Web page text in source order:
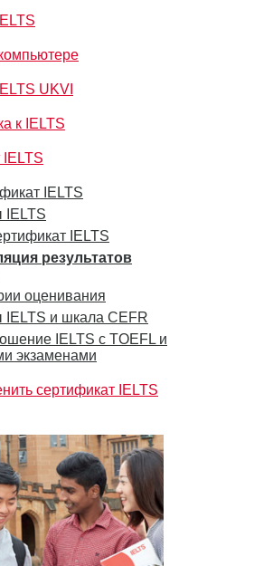
UKVI
к IELTS
IELTS
IELTS
IELTS
IELTS
результатов
оценивания
IELTS и шкала CEFR
IELTS с TOEFL и
экзаменами
сертификат IELTS